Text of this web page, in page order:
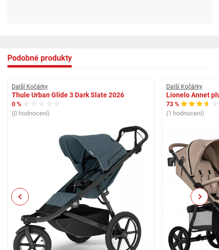
Podobné produkty
Další Kočárky
Thule Urban Glide 3 Dark Slate 2026
0 %
(0 hodnocení)
Další Kočárky
Lionelo Annet
73 %
(1 hodnocení)
Previous Next